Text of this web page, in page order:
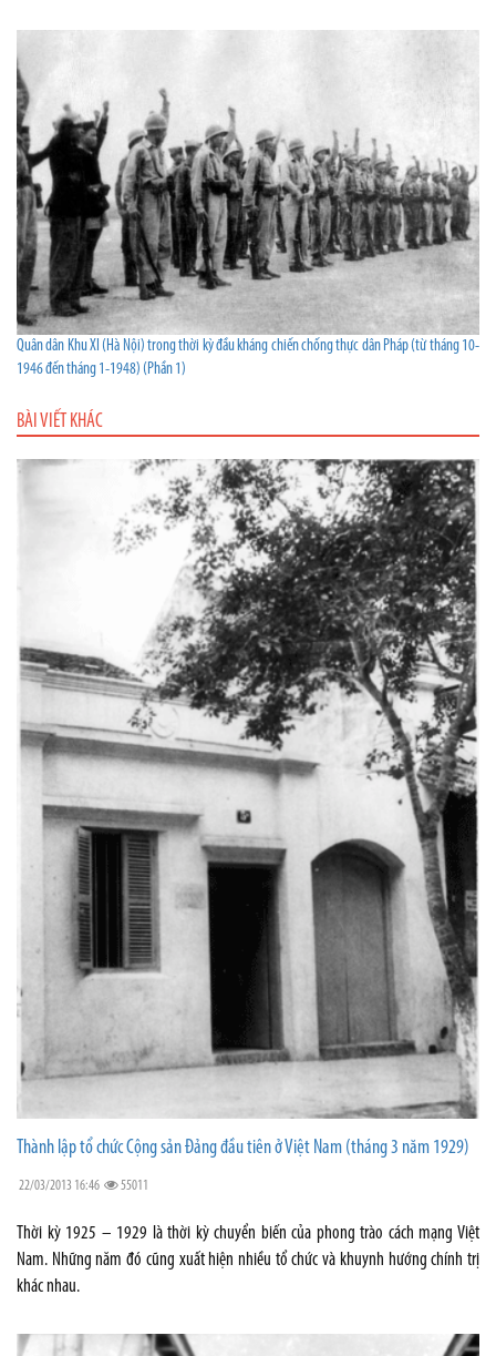
Quân dân Khu XI (Hà Nội) trong thời kỳ đầu kháng chiến chống thực dân Pháp (từ tháng 10-
1946 đến tháng 1-1948) (Phần 1)
BÀI VIẾT KHÁC
Thành lập tổ chức Cộng sản Đảng đầu tiên ở Việt Nam (tháng 3 năm 1929)
22/03/2013 16:46 55011
Thời kỳ 1925 – 1929 là thời kỳ chuyển biến của phong trào cách mạng Việt
Nam. Những năm đó cũng xuất hiện nhiều tổ chức và khuynh hướng chính trị
khác nhau.